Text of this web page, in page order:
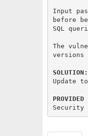
Input
before
SQL
The
versions
SOLUTION:
Update
Security